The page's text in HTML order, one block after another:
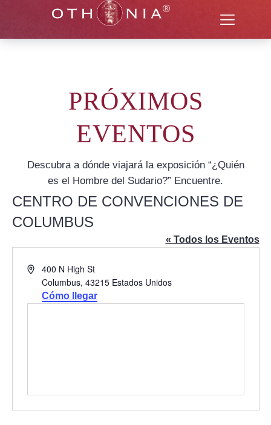
PRÓXIMOS
EVENTOS
Descubra a dónde viajará la exposición “¿Quién
es el Hombre del Sudario?” Encuentre.
CENTRO DE CONVENCIONES DE
COLUMBUS
« Todos los Eventos
Dirección
400 N High St
Columbus, 43215 Estados Unidos
Cómo llegar